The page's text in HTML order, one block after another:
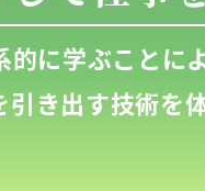
的に学ぶことに
き出す技術を